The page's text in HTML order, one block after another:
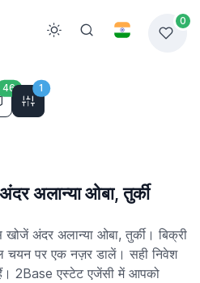
0
46 1
अलान्या ओबा, तुर्की
अंदर अलान्या ओबा, तुर्की। बिक्री
चयन पर एक नज़र डालें। सही निवेश
2Base एस्टेट एजेंसी में आपको